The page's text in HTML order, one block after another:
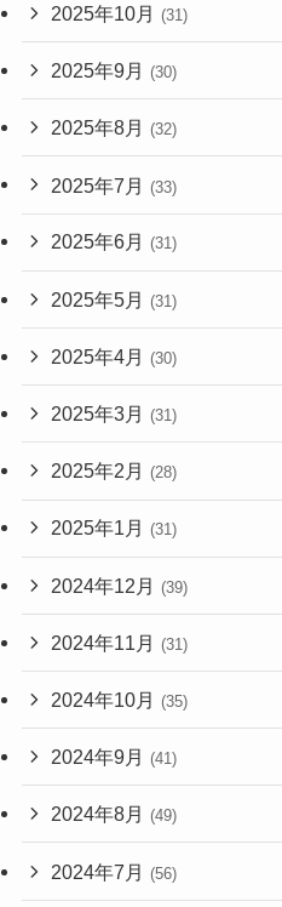
2025年10月 (31)
2025年9月 (30)
2025年8月 (32)
2025年7月 (33)
2025年6月 (31)
2025年5月 (31)
2025年4月 (30)
2025年3月 (31)
2025年2月 (28)
2025年1月 (31)
2024年12月 (39)
2024年11月 (31)
2024年10月 (35)
2024年9月 (41)
2024年8月 (49)
2024年7月 (56)